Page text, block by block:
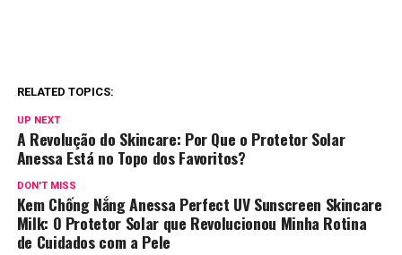
RELATED TOPICS:
UP NEXT
A Revolução do Skincare: Por Que o Protetor Solar
Anessa Está no Topo dos Favoritos?
DON'T MISS
Kem Chống Nắng Anessa Perfect UV Sunscreen Skincare
Milk: O Protetor Solar que Revolucionou Minha Rotina
de Cuidados com a Pele